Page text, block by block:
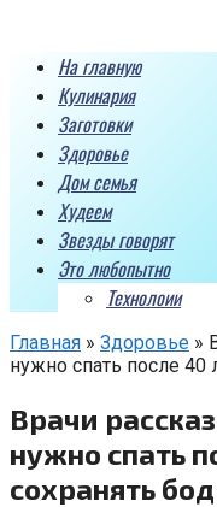
контентуНа главную
Кулинария
Заготовки
Здоровье
Дом семья
Худеем
Звезды говорят
Это любопытно
Технолоии
Главная » Здоровье »
нужно спать после 40
Врачи
нужно спать
сохранять